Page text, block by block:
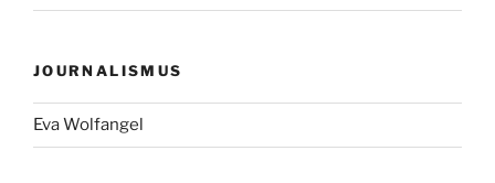
JOURNALISMUS
Eva Wolfangel